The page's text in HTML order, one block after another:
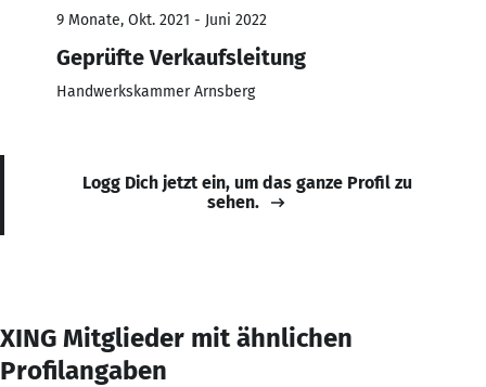
9 Monate, Okt. 2021 - Juni 2022
Geprüfte Verkaufsleitung
Handwerkskammer Arnsberg
Logg Dich jetzt ein, um das ganze Profil zu
sehen.
XING Mitglieder mit ähnlichen
Profilangaben